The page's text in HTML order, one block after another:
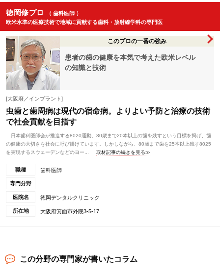
徳岡修プロ
（ 歯科医師 ）
欧米水準の医療技術で地域に貢献する歯科・放射線学科の専門医
このプロの一番の強み
患者の歯の健康を本気で考えた欧米レベル
の知識と技術
[大阪府／インプラント]
虫歯と歯周病は現代の宿命病。よりよい予防と治療の技術
で社会貢献を目指す
日本歯科医師会が推進する8020運動。80歳まで20本以上の歯を残すという目標を掲げ、歯
の健康の大切さを社会に呼び掛けています。しかしながら、80歳まで歯を25本以上残す8025
を実現するスウェーデンなどのヨー...
取材記事の続きを見る≫
職種 歯科医師
専門分野
医院名 徳岡デンタルクリニック
所在地 大阪府箕面市外院3-5-17
この分野の専門家が書いたコラム